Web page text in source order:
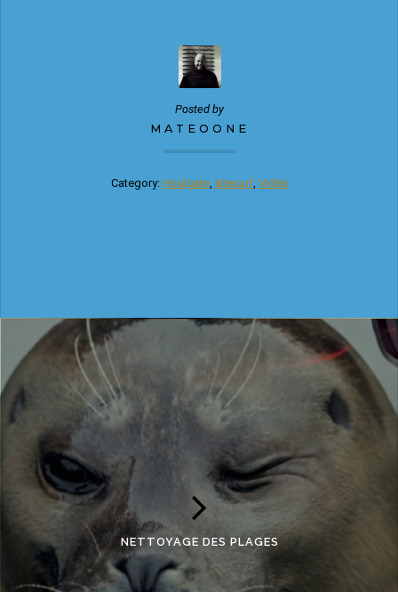
Posted by
MATEOONE
Category: Houlgate, kitesurf, Vidéo
NETTOYAGE DES PLAGES